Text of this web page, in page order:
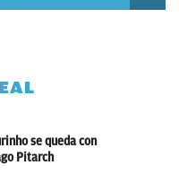
se queda con
Pitarch